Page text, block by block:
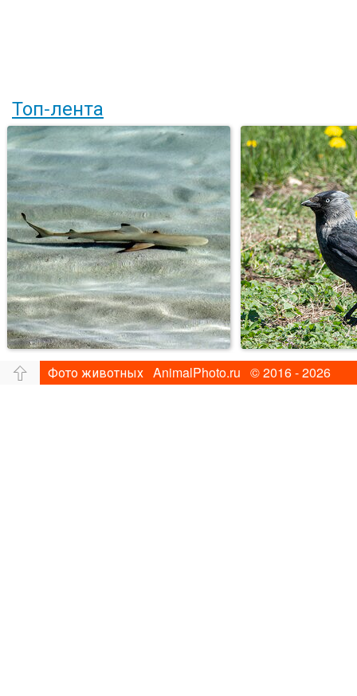
Топ-лента
Фото животных AnimalPhoto.ru © 2016 - 2026